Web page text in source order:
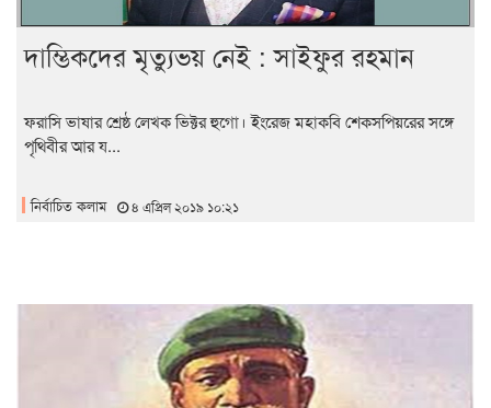
দাম্ভিকদের মৃত্যুভয় নেই : সাইফুর রহমান
ফরাসি ভাষার শ্রেষ্ঠ লেখক ভিক্টর হুগো। ইংরেজ মহাকবি শেকসপিয়রের সঙ্গে
পৃথিবীর আর য...
নির্বাচিত কলাম ৪ এপ্রিল ২০১৯ ১০:২১